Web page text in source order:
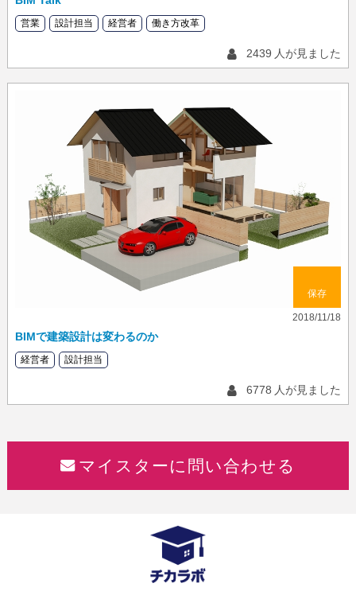
営業 設計担当 経営者 働き方改革
2439 人が見ました
保存
2018/11/18
BIMで建築設計は変わるのか
経営者 設計担当
6778 人が見ました
マイスターに問い合わせる